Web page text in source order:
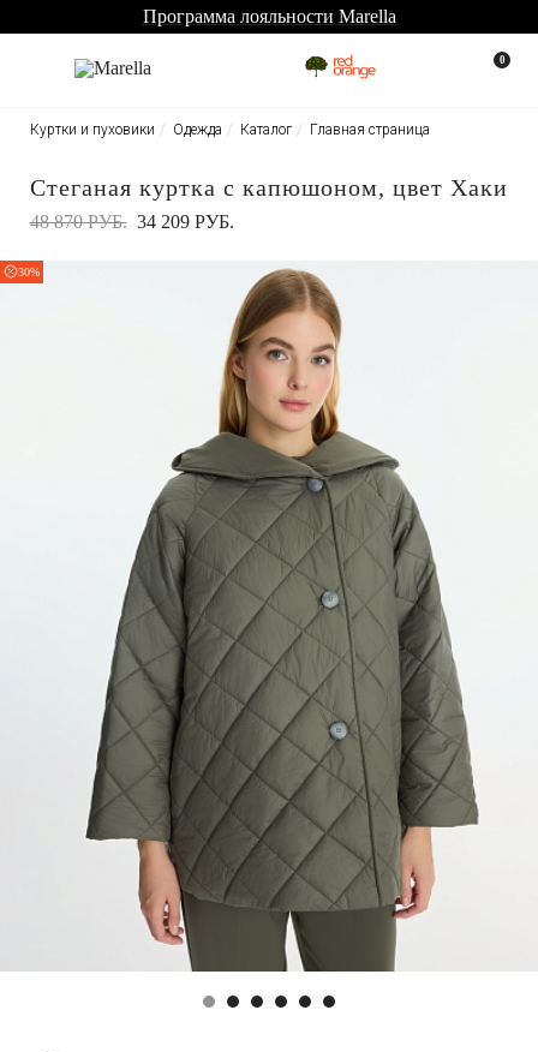
Программа лояльности Marella
0
Главная страница
Каталог
Одежда
Куртки и пуховики
Стеганая куртка с капюшоном, цвет Хаки
48 870 РУБ. 34 209 РУБ.
30%